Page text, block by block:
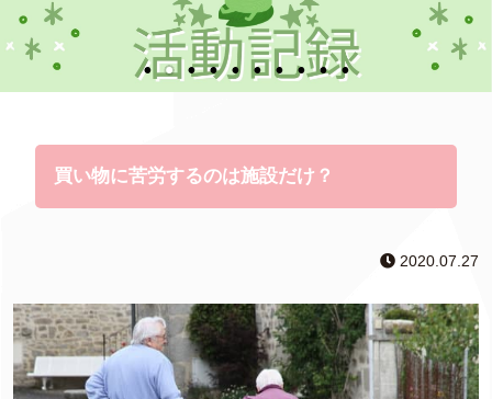
買い物に苦労するのは施設だけ？
2020.07.27